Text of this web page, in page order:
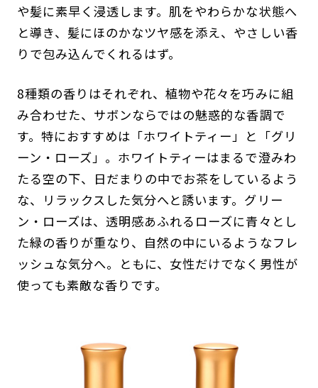
や髪に素早く浸透します。肌をやわらかな状態へ
と導き、髪にほのかなツヤ感を添え、やさしい香
りで包み込んでくれるはず。
8種類の香りはそれぞれ、植物や花々を巧みに組
み合わせた、サボンならではの魅惑的な香調で
す。特におすすめは「ホワイトティー」と「グリ
ーン・ローズ」。ホワイトティーはまるで澄みわ
たる空の下、日だまりの中でお茶をしているよう
な、リラックスした気分へと誘います。グリー
ン・ローズは、透明感あふれるローズに青々とし
た緑の香りが重なり、自然の中にいるようなフレ
ッシュな気分へ。ともに、女性だけでなく男性が
使っても素敵な香りです。